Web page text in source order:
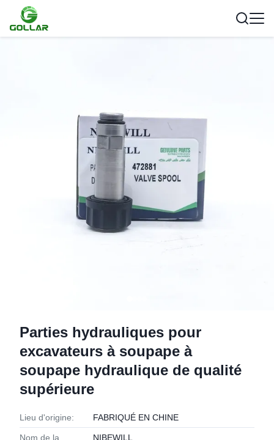
Parties hydrauliques pour
excavateurs à soupape à
soupape hydraulique de qualité
supérieure
Lieu d'origine: FABRIQUÉ EN CHINE
Nom de la
NIBEWILL